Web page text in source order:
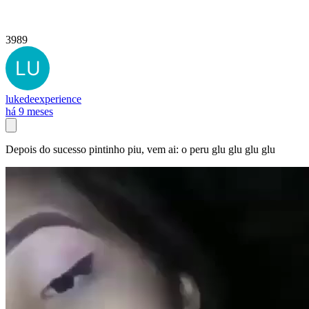
3989
lukedeexperience
há 9 meses
Depois do sucesso pintinho piu, vem ai: o peru glu glu glu glu